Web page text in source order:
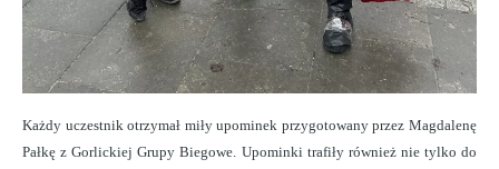
Każdy uczestnik otrzymał miły upominek przygotowany przez Magdalenę
Pałkę z Gorlickiej Grupy Biegowe. Upominki trafiły również nie tylko do